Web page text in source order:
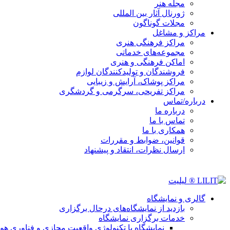
مجله هنر
ژورنال آثار بین المللی
مجلات گوناگون
مراکز و مشاغل
مراکز فرهنگی هنری
مجموعه‌های خدماتی
اماکن فرهنگی و هنری
فروشندگان و تولیدکنندگان لوازم
مراکز پوشاک، آرایش و زیبایی
مراکز تفریحی، سرگرمی و گردشگری
درباره/تماس
درباره ما
تماس با ما
همکاری با ما
قوانین، ضوابط و مقررات
ارسال نظرات، انتقاد و پیشنهاد
گالری و نمایشگاه
بازدید از نمایشگاه‌های درحال برگزاری
خدمات برگزاری نمایشگاه
نمایشگاه با تکنولوژی واقعیت مجازی و